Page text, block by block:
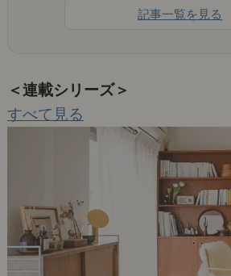
記事一覧を見る
＜連載シリーズ＞
すべて見る